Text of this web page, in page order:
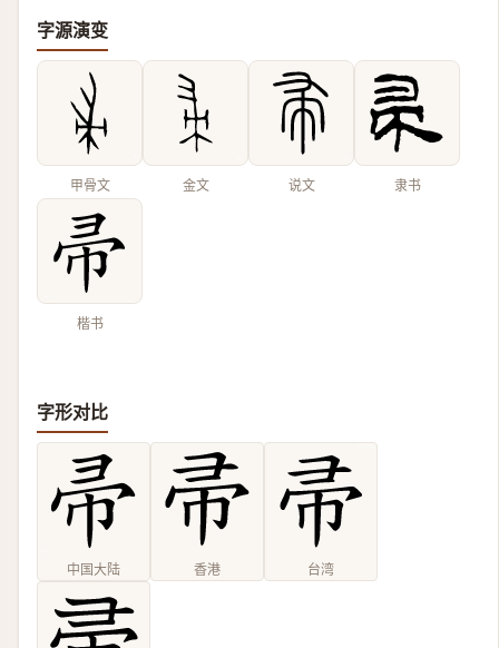
字源演变
甲骨文 金文 说文 隶书
楷书
字形对比
中国大陆 香港 台湾